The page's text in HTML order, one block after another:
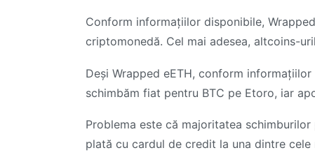
Conform informațiilor disponibile,
criptomonedă. Cel mai adesea, altcoins-
Deși Wrapped eETH, conform
schimbăm fiat pentru BTC pe Etoro, iar
Problema este că majoritatea
plată cu cardul de credit la una dintre